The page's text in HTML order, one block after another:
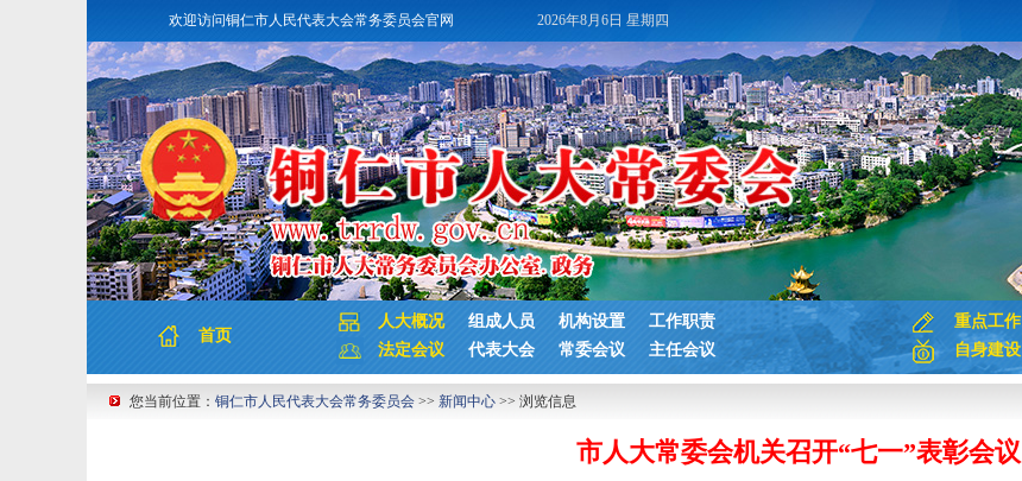
欢迎访问铜仁市人民代表大会常务委员会官网 2026年8月6日 星期四
首页
人大概况 组成人员 机构设置
工作职责
法定会议
代表大会 常委会议 主任会议
重点工作
自身建设
您当前位置： 铜仁市人民代表大会常务委员会>> 新闻中心>> 浏览信息
市人大常委会机关召开“七一”表彰会议